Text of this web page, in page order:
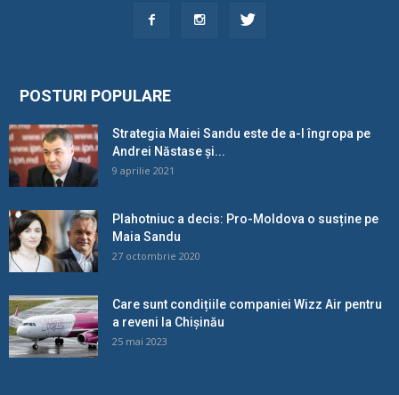
POSTURI POPULARE
Strategia Maiei Sandu este de a-l îngropa pe
Andrei Năstase și...
9 aprilie 2021
Plahotniuc a decis: Pro-Moldova o susține pe
Maia Sandu
27 octombrie 2020
Care sunt condițiile companiei Wizz Air pentru
a reveni la Chișinău
25 mai 2023